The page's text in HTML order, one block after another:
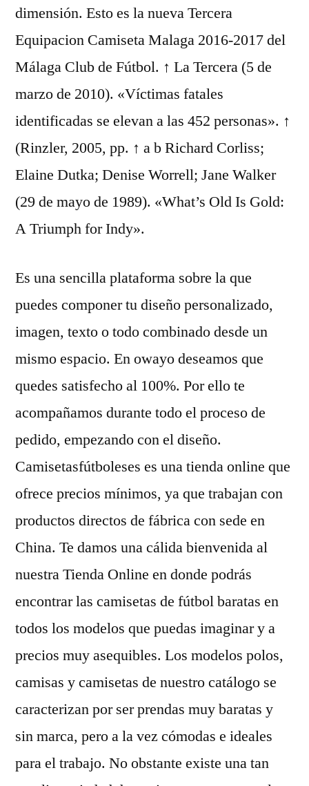
dimensión. Esto es la nueva Tercera
Equipacion Camiseta Malaga 2016-2017 del
Málaga Club de Fútbol. ↑ La Tercera (5 de
marzo de 2010). «Víctimas fatales
identificadas se elevan a las 452 personas». ↑
(Rinzler, 2005, pp. ↑ a b Richard Corliss;
Elaine Dutka; Denise Worrell; Jane Walker
(29 de mayo de 1989). «What’s Old Is Gold:
A Triumph for Indy».
Es una sencilla plataforma sobre la que
puedes componer tu diseño personalizado,
imagen, texto o todo combinado desde un
mismo espacio. En owayo deseamos que
quedes satisfecho al 100%. Por ello te
acompañamos durante todo el proceso de
pedido, empezando con el diseño.
Camisetasfútboleses es una tienda online que
ofrece precios mínimos, ya que trabajan con
productos directos de fábrica con sede en
China. Te damos una cálida bienvenida al
nuestra Tienda Online en donde podrás
encontrar las camisetas de fútbol baratas en
todos los modelos que puedas imaginar y a
precios muy asequibles. Los modelos polos,
camisas y camisetas de nuestro catálogo se
caracterizan por ser prendas muy baratas y
sin marca, pero a la vez cómodas e ideales
para el trabajo. No obstante existe una tan